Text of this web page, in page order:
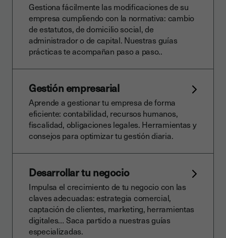
Gestiona fácilmente las modificaciones de su
empresa cumpliendo con la normativa: cambio
de estatutos, de domicilio social, de
administrador o de capital. Nuestras guías
prácticas te acompañan paso a paso..
Gestión empresarial
Aprende a gestionar tu empresa de forma
eficiente: contabilidad, recursos humanos,
fiscalidad, obligaciones legales. Herramientas y
consejos para optimizar tu gestión diaria.
Desarrollar tu negocio
Impulsa el crecimiento de tu negocio con las
claves adecuadas: estrategia comercial,
captación de clientes, marketing, herramientas
digitales… Saca partido a nuestras guías
especializadas.